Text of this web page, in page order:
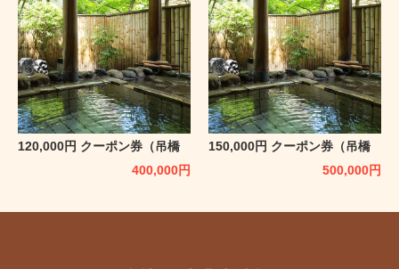
120,000円 クーポン券（吊橋
と離れの宿 鷹の巣館）400,000円
150,000円 クーポン券（吊橋
と離れの宿 鷹の巣館）500,000円